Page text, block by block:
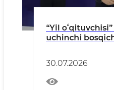
“Yil
uchinchi
30.07.2026